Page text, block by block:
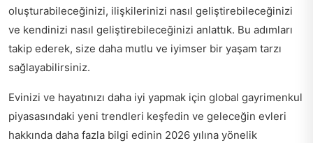
oluşturabileceğinizi, ilişkilerinizi nasıl geliştirebileceğinizi
ve kendinizi nasıl geliştirebileceğinizi anlattık. Bu adımları
takip ederek, size daha mutlu ve iyimser bir yaşam tarzı
sağlayabilirsiniz.
Evinizi ve hayatınızı daha iyi yapmak için global gayrimenkul
piyasasındaki yeni trendleri keşfedin ve geleceğin evleri
hakkında daha fazla bilgi edinin 2026 yılına yönelik